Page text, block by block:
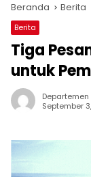
Beranda Berita
Berita
Tiga
untuk
Departemen
September